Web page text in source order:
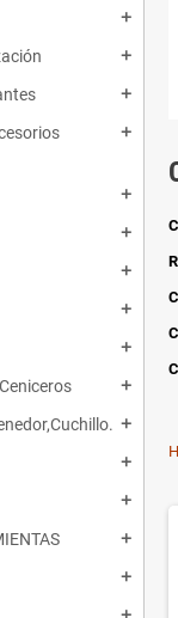
add
add
add
add
add
add
add
add
add
add
add
add
add
add
add